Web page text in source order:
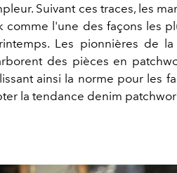
Suivant ces traces, les
comme l'une des façons les
Les pionnières de la
des pièces en
ainsi la norme pour les
la tendance denim